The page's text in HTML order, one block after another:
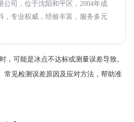
公司，位于沈阳和平区，2004年成
，专业权威，经验丰富，服务多元
，可能是冰点不达标或测量误差导致。
常见检测误差原因及应对方法，帮助准